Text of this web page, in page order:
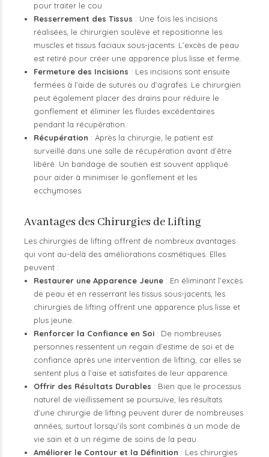
pour traiter le cou.
Resserrement des Tissus : Une fois les incisions
réalisées, le chirurgien soulève et repositionne les
muscles et tissus faciaux sous-jacents. L’excès de peau
est retiré pour créer une apparence plus lisse et ferme.
Fermeture des Incisions : Les incisions sont ensuite
fermées à l’aide de sutures ou d’agrafes. Le chirurgien
peut également placer des drains pour réduire le
gonflement et éliminer les fluides excédentaires
pendant la récupération.
Récupération : Après la chirurgie, le patient est
surveillé dans une salle de récupération avant d’être
libéré. Un bandage de soutien est souvent appliqué
pour aider à minimiser le gonflement et les
ecchymoses.
Avantages des Chirurgies de Lifting
Les chirurgies de lifting offrent de nombreux avantages
qui vont au-delà des améliorations cosmétiques. Elles
peuvent :
Restaurer une Apparence Jeune: En éliminant l’excès
de peau et en resserrant les tissus sous-jacents, les
chirurgies de lifting offrent une apparence plus lisse et
plus jeune.
Renforcer la Confiance en Soi: De nombreuses
personnes ressentent un regain d’estime de soi et de
confiance après une intervention de lifting, car elles se
sentent plus à l’aise et satisfaites de leur apparence.
Offrir des Résultats Durables : Bien que le processus
naturel de vieillissement se poursuive, les résultats
d’une chirurgie de lifting peuvent durer de nombreuses
années, surtout lorsqu’ils sont combinés à un mode de
vie sain et à un régime de soins de la peau.
Améliorer le Contour et la Définition : Les chirurgies